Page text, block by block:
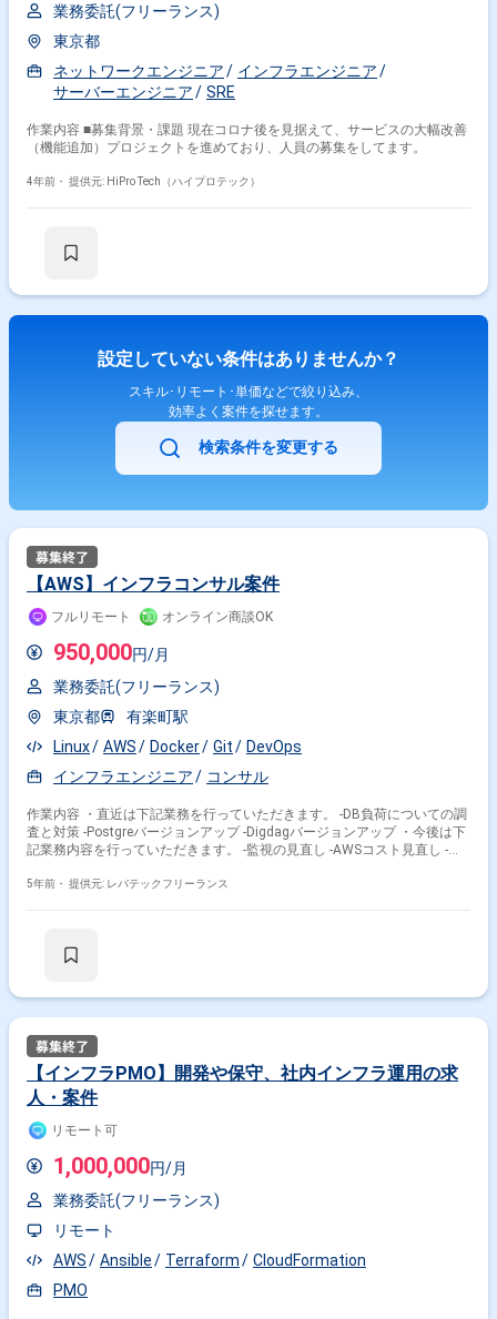
効率化する基幹システムなど、複数のプロダクトを0→1、1→10で企画・
設計・開発しています。 さらに自社でAI・機械学習モデルの開発も推進し
ており、 図面類似検索、建築図面解析、図面特徴量抽出など、様々なモデ
ルの開発運用を進めています。
業務委託(フリーランス)
東京都
ネットワークエンジニア
インフラエンジニア
サーバーエンジニア
SRE
作業内容 ■募集背景・課題 現在コロナ後を見据えて、サービスの大幅改善
（機能追加）プロジェクトを進めており、人員の募集をしてます。
4年前・ 提供元: HiPro Tech（ハイプロテック）
設定していない条件はありませんか？
スキル･リモート･単価などで絞り込み、
効率よく案件を探せます。
検索条件を変更する
【AWS】インフラコンサル案件
フルリモート オンライン商談OK
950,000円/月
業務委託(フリーランス)
東京都
有楽町駅
Linux
AWS Docker Git
DevOps
インフラエンジニア
コンサル
作業内容 ・直近は下記業務を行っていただきます。 -DB負荷についての調
査と対策 -Postgreバージョンアップ -Digdagバージョンアップ ・今後は下
記業務内容を行っていただきます。 -監視の見直し -AWSコスト見直し -
5年前・ 提供元: レバテックフリーランス
【インフラPMO】開発や保守、社内インフラ運用の求
人・案件
リモート可
1,000,000円/月
業務委託(フリーランス)
リモート
AWS
Ansible Terraform
CloudFormation
PMO